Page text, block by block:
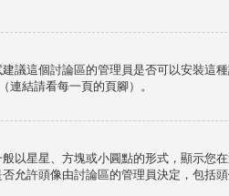
議這個討論區的管理員是否可以安裝這
結請看每一頁的頁腳）。
以星星、方塊或小圓點的形式，顯示您
允許頭像由討論區的管理員決定，包括